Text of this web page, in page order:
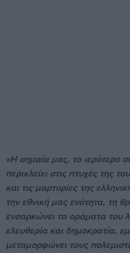
«Η σημαία μας, το ιερότερο
περικλείει στις πτυχές της
και τις μαρτυρίες της
την εθνική μας ενότητα, τη
ενσαρκώνει τα οράματα του
ελευθερία και δημοκρατία,
μεταμορφώνει τους